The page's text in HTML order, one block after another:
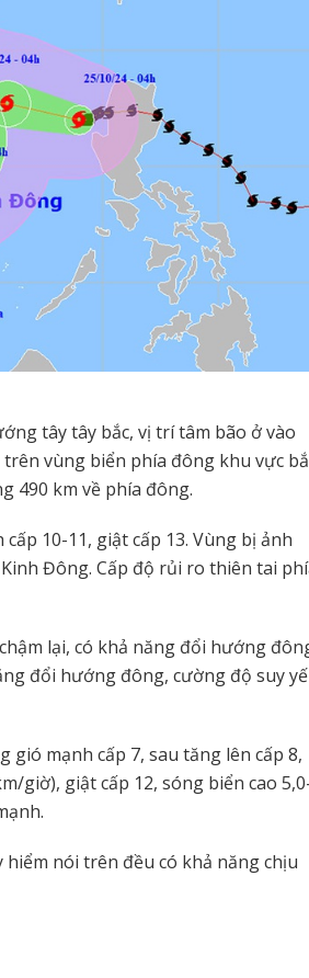
tây tây bắc, vị trí tâm bão ở vào
vùng biển phía đông khu vực
490 km về phía đông.
10-11, giật cấp 13. Vùng bị ảnh
Đông. Cấp độ rủi ro thiên tai
lại, có khả năng đổi hướng
đổi hướng đông, cường độ suy
mạnh cấp 7, sau tăng lên cấp 8,
giờ), giật cấp 12, sóng biển cao
nói trên đều có khả năng chịu